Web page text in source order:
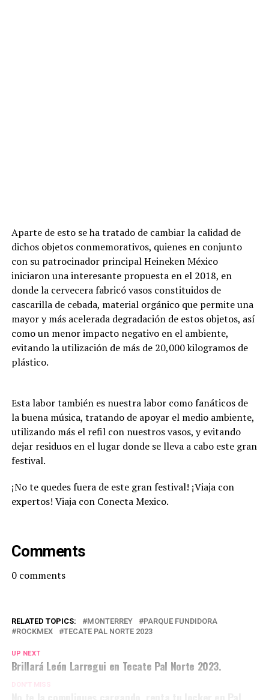
Aparte de esto se ha tratado de cambiar la calidad de
dichos objetos conmemorativos, quienes en conjunto
con su patrocinador principal Heineken México
iniciaron una interesante propuesta en el 2018, en
donde la cervecera fabricó vasos constituidos de
cascarilla de cebada, material orgánico que permite una
mayor y más acelerada degradación de estos objetos, así
como un menor impacto negativo en el ambiente,
evitando la utilización de más de 20,000 kilogramos de
plástico.
Esta labor también es nuestra labor como fanáticos de
la buena música, tratando de apoyar el medio ambiente,
utilizando más el refil con nuestros vasos, y evitando
dejar residuos en el lugar donde se lleva a cabo este gran
festival.
¡No te quedes fuera de este gran festival! ¡Viaja con
expertos! Viaja con Conecta Mexico.
Comments
0comments
RELATED TOPICS: MONTERREY
PARQUE FUNDIDORA
ROCKMEX
TECATE PAL NORTE 2023
UP NEXT
Brillará León Larregui en Tecate Pal Norte 2023.
DON'T MISS